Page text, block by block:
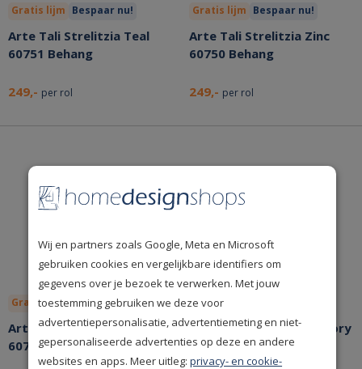
Gratis lijm Bespaar nu!
Arte Tali Strelitzia Teal
60751 Behang
249,- per rol
Gratis lijm Bespaar nu!
Arte Tali Strelitzia Zinc
60750 Behang
249,- per rol
Gratis lijm Bespaar nu!
Arte Tali Tamba Mint
60729 Behang
Gratis lijm
Arte Tali Strelitzia Hickory
60743 Behang
Wij en partners zoals Google, Meta en Microsoft
gebruiken cookies en vergelijkbare identifiers om
gegevens over je bezoek te verwerken. Met jouw
toestemming gebruiken we deze voor
advertentiepersonalisatie, advertentiemeting en niet-
gepersonaliseerde advertenties op deze en andere
websites en apps. Meer uitleg:privacy- en cookie-